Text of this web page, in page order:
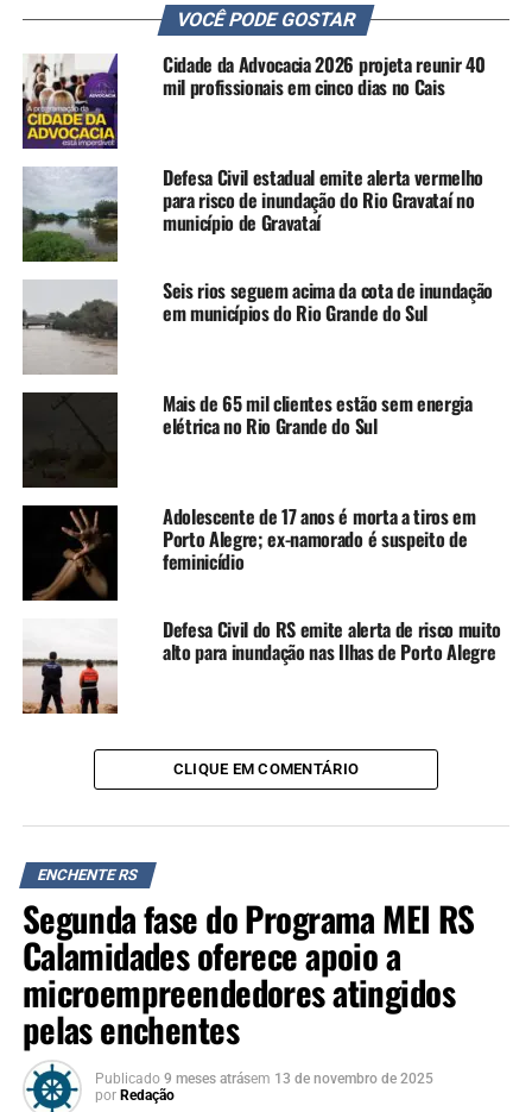
Ministério da Reconstrução durante o período das
enchentes, afirmou que o Governo Federal vai seguir
acompanhando as entregas e continuar trabalhando para
que a população gaúcha possa ter a vida plenamente
recuperada.
“Assim, vamos entregar
mais de dez mil casas no
Rio Grande do Sul. O
ministro da Casa Civil, Rui
Costa, está garantindo
todas as condições para
que o Governo Federal siga
realizando as entregas
necessárias para os
moradores gaúchos”,
ressaltou.
“Nosso foco está na
entrega de obras, em
especial as moradias dos
gaúchos. O diálogo com as
prefeituras é permanente
para assegurar as entregas
na ponta. Já tivemos
diversas fases de
conquistas, como foi o caso
do Auxílio Reconstrução
que ajudou milhares de
famílias com o depósito de
VOCÊ PODE GOSTAR
Cidade da Advocacia 2026 projeta reunir 40
mil profissionais em cinco dias no Cais
Defesa Civil estadual emite alerta vermelho
para risco de inundação do Rio Gravataí no
município de Gravataí
Seis rios seguem acima da cota de inundação
em municípios do Rio Grande do Sul
Mais de 65 mil clientes estão sem energia
elétrica no Rio Grande do Sul
Adolescente de 17 anos é morta a tiros em
Porto Alegre; ex-namorado é suspeito de
feminicídio
Defesa Civil do RS emite alerta de risco muito
alto para inundação nas Ilhas de Porto Alegre
CLIQUE EM COMENTÁRIO
ENCHENTE RS
Segunda fase do Programa MEI RS
Calamidades oferece apoio a
microempreendedores atingidos
pelas enchentes
Publicado 9 meses atrásem 13 de novembro de 2025
por Redação